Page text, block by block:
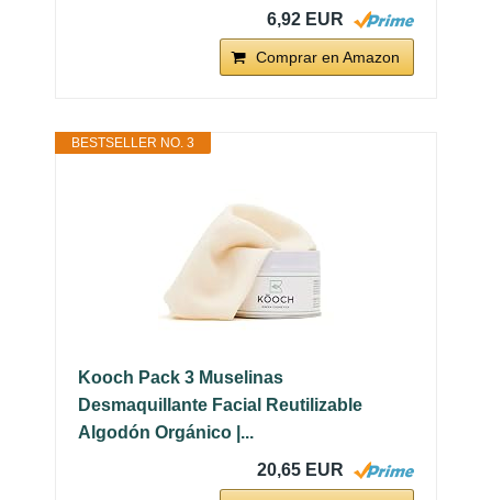
6,92 EUR
Comprar en Amazon
BESTSELLER NO. 3
Kooch Pack 3 Muselinas
Desmaquillante Facial Reutilizable
Algodón Orgánico |...
20,65 EUR